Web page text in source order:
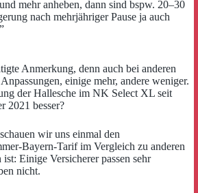
mehr anheben, dann sind bspw. 20–30
nach mehrjähriger Pause ja auch
Anmerkung, denn auch bei anderen
einige mehr, andere weniger.
der Hallesche im NK Select XL seit
2021 besser?
wir uns einmal den
Bayern-Tarif im Vergleich zu anderen
Einige Versicherer passen sehr
nicht.